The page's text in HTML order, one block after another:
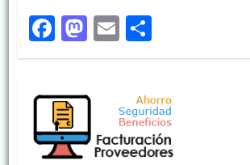
F
a
e
b
o
M
a
o
d
o
E
m o
p
ar
tir